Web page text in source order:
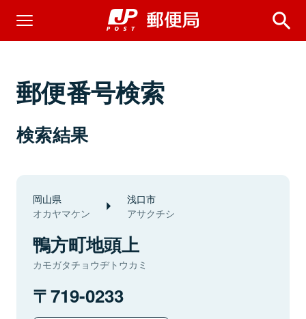
郵便番号検索
検索結果
岡山県
オカヤマケン
浅口市
アサクチシ
鴨方町地頭上
カモガタチョウヂトウカミ
719-0233